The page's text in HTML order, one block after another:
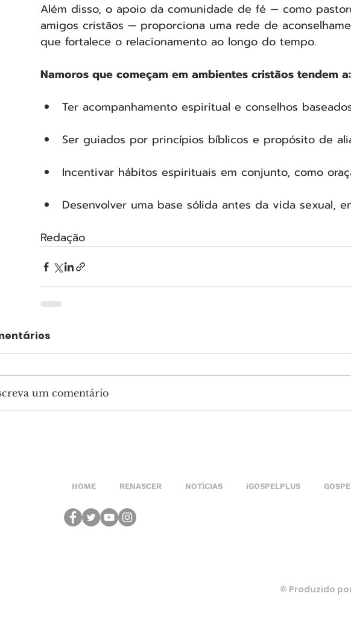
Além disso, o apoio da comunidade de fé — como
amigos cristãos — proporciona uma rede de
que fortalece o relacionamento ao longo do tempo.
Namoros que começam em ambientes cristãos tendem a:
Ter acompanhamento espiritual e conselhos
Ser guiados por princípios bíblicos e propósito de
Incentivar hábitos espirituais em conjunto, como
Desenvolver uma base sólida antes da vida sexual,
Redação
um comentário
HOME RENASCER NOTÍCIAS iGOSPELPLUS
© Produzido